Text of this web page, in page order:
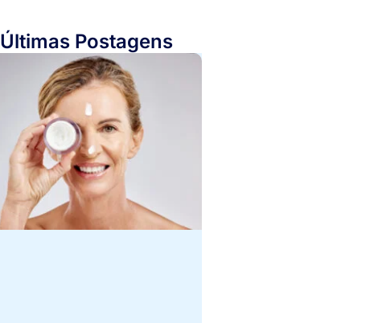
Últimas Postagens